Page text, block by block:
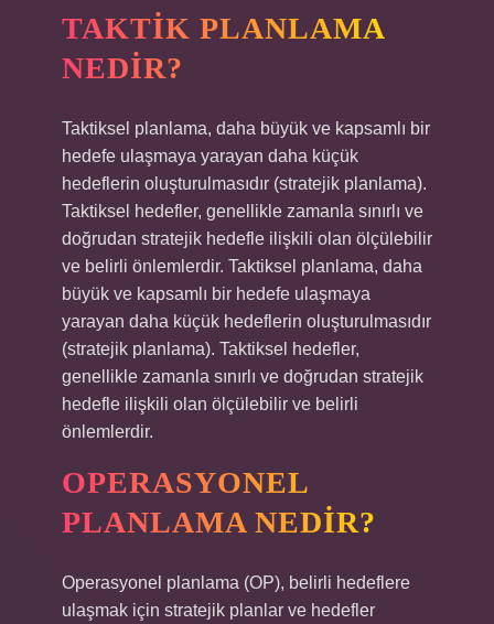
TAKTIK PLANLAMA
NEDIR?
Taktiksel planlama, daha büyük ve kapsamlı bir
hedefe ulaşmaya yarayan daha küçük
hedeflerin oluşturulmasıdır (stratejik planlama).
Taktiksel hedefler, genellikle zamanla sınırlı ve
doğrudan stratejik hedefle ilişkili olan ölçülebilir
ve belirli önlemlerdir. Taktiksel planlama, daha
büyük ve kapsamlı bir hedefe ulaşmaya
yarayan daha küçük hedeflerin oluşturulmasıdır
(stratejik planlama). Taktiksel hedefler,
genellikle zamanla sınırlı ve doğrudan stratejik
hedefle ilişkili olan ölçülebilir ve belirli
önlemlerdir.
OPERASYONEL
PLANLAMA NEDIR?
Operasyonel planlama (OP), belirli hedeflere
ulaşmak için stratejik planlar ve hedefler